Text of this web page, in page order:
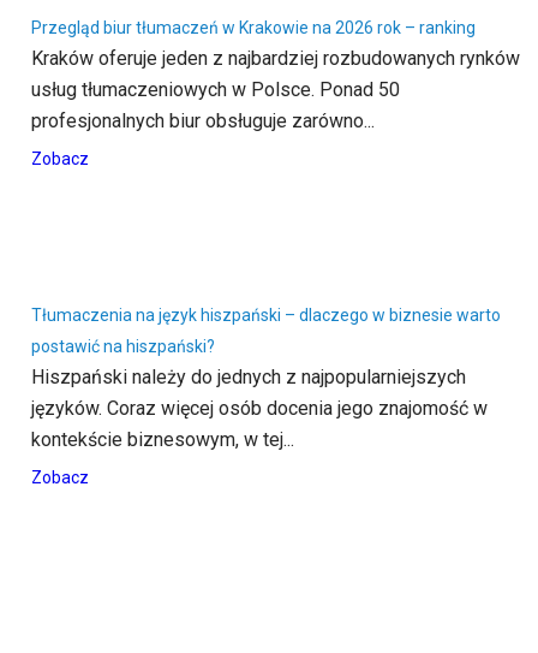
Przegląd biur tłumaczeń w Krakowie na 2026 rok – ranking
Kraków oferuje jeden z najbardziej rozbudowanych rynków
usług tłumaczeniowych w Polsce. Ponad 50
profesjonalnych biur obsługuje zarówno...
Zobacz
Tłumaczenia na język hiszpański – dlaczego w biznesie warto
postawić na hiszpański?
Hiszpański należy do jednych z najpopularniejszych
języków. Coraz więcej osób docenia jego znajomość w
kontekście biznesowym, w tej...
Zobacz